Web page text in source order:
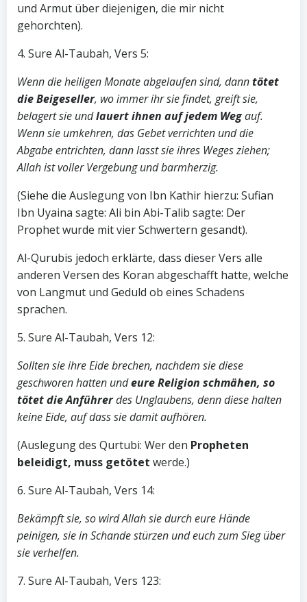
und Armut über diejenigen, die mir nicht
gehorchten).
4. Sure Al-Taubah, Vers 5:
Wenn die heiligen Monate abgelaufen sind, danntötet
die Beigeseller, wo immer ihr sie findet, greift sie,
belagert sie undlauert ihnen auf jedem Wegauf.
Wenn sie umkehren, das Gebet verrichten und die
Abgabe entrichten, dann lasst sie ihres Weges ziehen;
Allah ist voller Vergebung und barmherzig.
(Siehe die Auslegung von Ibn Kathir hierzu: Sufian
Ibn Uyaina sagte: Ali bin Abi-Talib sagte: Der
Prophet wurde mit vier Schwertern gesandt).
Al-Qurubis jedoch erklärte, dass dieser Vers alle
anderen Versen des Koran abgeschafft hatte, welche
von Langmut und Geduld ob eines Schadens
sprachen.
5. Sure Al-Taubah, Vers 12:
Sollten sie ihre Eide brechen, nachdem sie diese
geschworen hatten undeure Religion schmähen, so
tötet die Anführerdes Unglaubens, denn diese halten
keine Eide, auf dass sie damit aufhören.
(Auslegung des Qurtubi: Wer den Propheten
beleidigt, muss getötet werde.)
6. Sure Al-Taubah, Vers 14:
Bekämpft sie, so wird Allah sie durch eure Hände
peinigen, sie in Schande stürzen und euch zum Sieg über
sie verhelfen.
7. Sure Al-Taubah, Vers 123: